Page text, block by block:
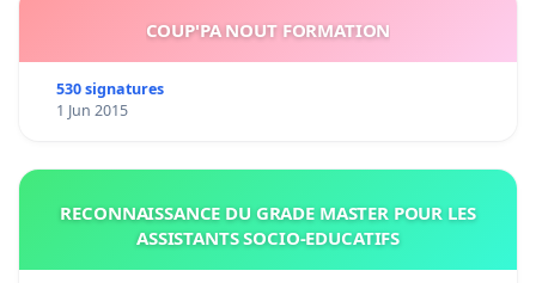
COUP'PA NOUT FORMATION
530 signatures
1 Jun 2015
RECONNAISSANCE DU GRADE MASTER POUR LES
ASSISTANTS SOCIO-EDUCATIFS